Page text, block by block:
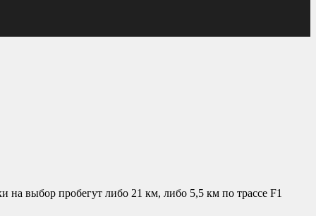
выбор пробегут либо 21 км, либо 5,5 км по трассе F1